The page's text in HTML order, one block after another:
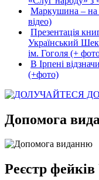
Маркушина – на
відео)
Презентація
Український
ім. Гоголя (+
В Ірпені
(+фото)
Допомога
Реєстр